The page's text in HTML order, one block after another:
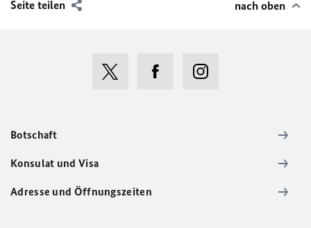
Seite teilen nach oben
Botschaft
Konsulat und Visa
Adresse und Öffnungszeiten